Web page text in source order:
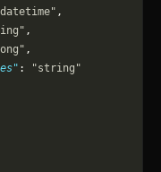
,
,
,
:
"string"